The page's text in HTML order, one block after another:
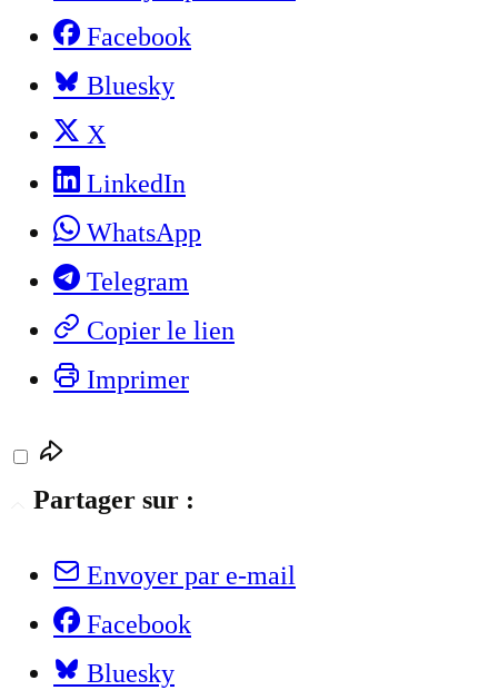
Facebook
Bluesky
X
LinkedIn
WhatsApp
Telegram
Copier le lien
Imprimer
Partager sur :
Envoyer par e-mail
Facebook
Bluesky